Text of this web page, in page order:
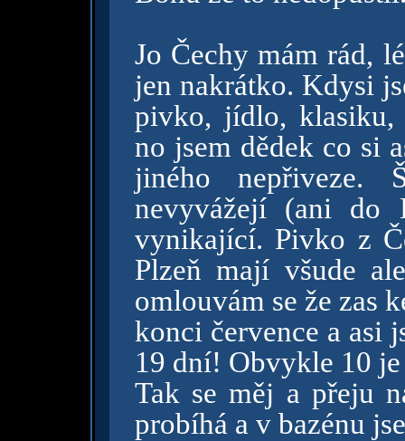
Jo Čechy mám rád,
jen nakrátko. Kdysi
pivko, jídlo,
no jsem dědek co si
jiného nepřiveze.
nevyvážejí (ani do
vynikající. Pivko z
Plzeň mají všude
omlouvám se že zas
konci července a asi
19 dní! Obvykle 10 je
Tak se měj a přeju
probíhá a v bazénu